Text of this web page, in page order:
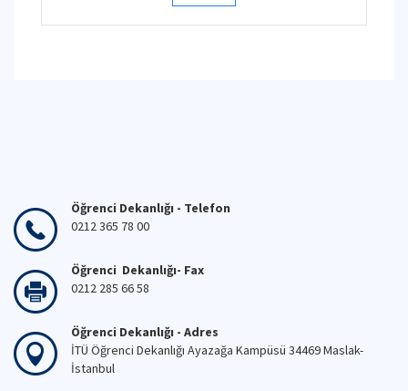
Öğrenci Dekanlığı - Telefon
0212 365 78 00
Öğrenci Dekanlığı- Fax
0212 285 66 58
Öğrenci Dekanlığı - Adres
İTÜ Öğrenci Dekanlığı Ayazağa Kampüsü 34469 Maslak-
İstanbul